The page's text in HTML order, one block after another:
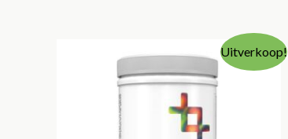
Uitverkoop!